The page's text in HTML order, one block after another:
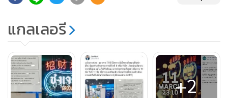
ด้าน ธนาคารกสิกรไทย จำกัด (มหาชน) ได้ประกาศหยุดให้
บริการสาขาและศูนย์บริการเดอะวิสดอม ในท่าอากาศยาน
สุวรรณภูมิ และ ท่าอากาศยานดอนเมือง รวม 5 แห่ง ระบุว่า ตาม
แกลเลอรี
+2